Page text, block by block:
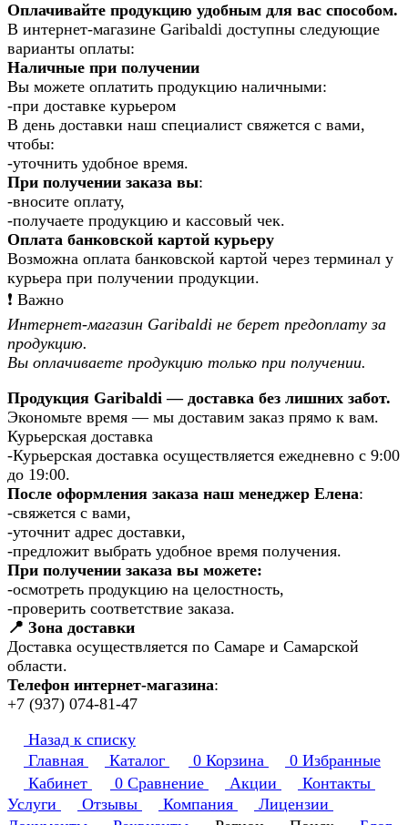
Оплачивайте продукцию удобным для вас способом.
В интернет-магазине Garibaldi доступны следующие
варианты оплаты:
Наличные при получении
Вы можете оплатить продукцию наличными:
-при доставке курьером
В день доставки наш специалист свяжется с вами,
чтобы:
-уточнить удобное время.
При получении заказа вы:
-вносите оплату,
-получаете продукцию и кассовый чек.
Оплата банковской картой курьеру
Возможна оплата банковской картой через терминал у
курьера при получении продукции.
❗️ Важно
Интернет-магазин Garibaldi не берет предоплату за
продукцию.
Вы оплачиваете продукцию только при получении.
Продукция Garibaldi — доставка без лишних забот.
Экономьте время — мы доставим заказ прямо к вам.
Курьерская доставка
-Курьерская доставка осуществляется ежедневно с 9:00
до 19:00.
После оформления заказа наш менеджер Елена:
-свяжется с вами,
-уточнит адрес доставки,
-предложит выбрать удобное время получения.
При получении заказа вы можете:
-осмотреть продукцию на целостность,
-проверить соответствие заказа.
📍 Зона доставки
Доставка осуществляется по Самаре и Самарской
области.
Телефон интернет-магазина:
+7 (937) 074-81-47
Назад к списку
Главная
Каталог 0 Корзина 0 Избранные
Кабинет
0 Сравнение Акции
Контакты
Услуги
Отзывы Компания
Лицензии